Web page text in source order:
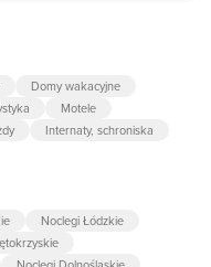
Domy wakacyjne
Motele
Internaty, schroniska
Noclegi Łódzkie